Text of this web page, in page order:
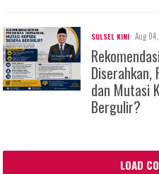
SULSEL KINI Aug
Diserahkan,
dan Mutasi
Bergulir?
LOAD